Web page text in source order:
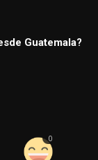
Guatemala?
0